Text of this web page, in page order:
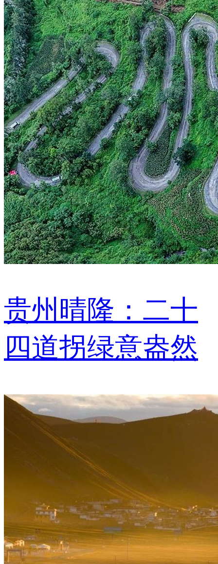
贵州晴隆：二十
四道拐绿意盎然